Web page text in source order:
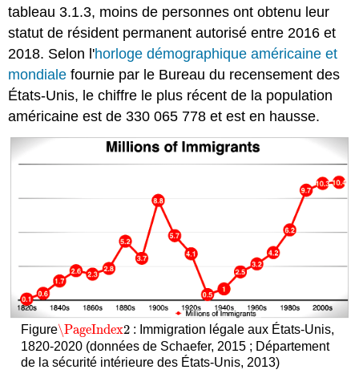
tableau 3.1.3, moins de personnes ont obtenu leur
statut de résident permanent autorisé entre 2016 et
2018. Selon l'horloge démographique américaine et
mondiale fournie par le Bureau du recensement des
États-Unis, le chiffre le plus récent de la population
américaine est de 330 065 778 et est en hausse.
Figure\PageIndex2
\PageIndex2 : Immigration légale aux États-Unis,
1820-2020 (données de Schaefer, 2015 ; Département
de la sécurité intérieure des États-Unis, 2013)